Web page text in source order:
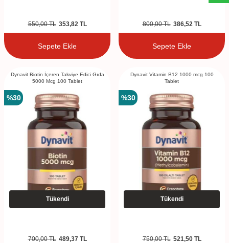
550,00TL 353,82TL
Sepete Ekle
800,00TL 386,52TL
Sepete Ekle
Dynavit Biotin İçeren Takviye Edici Gıda
5000 Mcg 100 Tablet
%30
Tükendi
700,00TL 489,37TL
Dynavit Vitamin B12 1000 mcg 100
Tablet
%30
Tükendi
750,00TL 521,50TL